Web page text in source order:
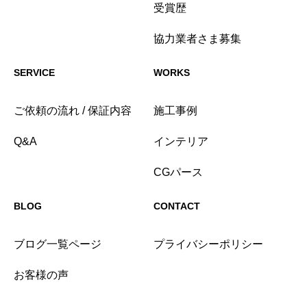
受賞歴
協力業者さま募集
SERVICE
ご依頼の流れ / 保証内容
Q&A
WORKS
施工事例
インテリア
CGパース
BLOG
ブログ一覧ページ
お客様の声
CONTACT
プライバシーポリシー